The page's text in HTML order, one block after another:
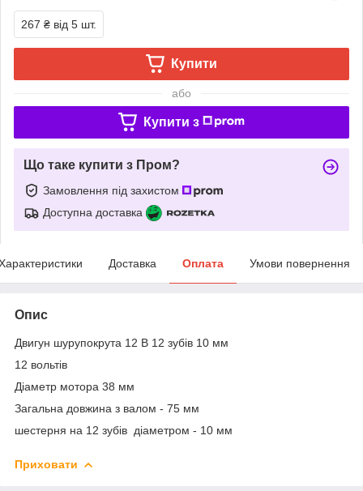
267 ₴ від 5 шт.
Купити
або
Купити з
Що таке купити з Пром?
Замовлення під захистом
Доступна доставка
Доставка Оплата Умови повернення
Опис
Двигун шурупокрута 12 В 12 зубів 10 мм
12 вольтів
Діаметр мотора 38 мм
Загальна довжина з валом - 75 мм
шестерня на 12 зубів діаметром - 10 мм
Приховати